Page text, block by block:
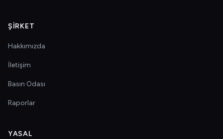
ŞIRKET
Hakkımızda
İletişim
Basın Odası
Raporlar
YASAL